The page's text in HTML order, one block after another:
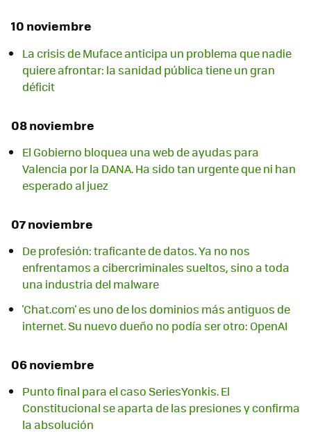
10 noviembre
La crisis de Muface anticipa un problema que nadie
quiere afrontar: la sanidad pública tiene un gran
déficit
08 noviembre
El Gobierno bloquea una web de ayudas para
Valencia por la DANA. Ha sido tan urgente que ni han
esperado al juez
07 noviembre
De profesión: traficante de datos. Ya no nos
enfrentamos a cibercriminales sueltos, sino a toda
una industria del malware
'Chat.com' es uno de los dominios más antiguos de
internet. Su nuevo dueño no podía ser otro: OpenAI
06 noviembre
Punto final para el caso SeriesYonkis. El
Constitucional se aparta de las presiones y confirma
la absolución